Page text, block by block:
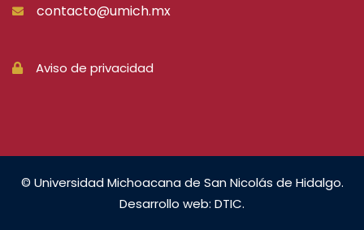
contacto@umich.mx
Aviso de privacidad
© Universidad Michoacana de San Nicolás de Hidalgo.
Desarrollo web: DTIC.